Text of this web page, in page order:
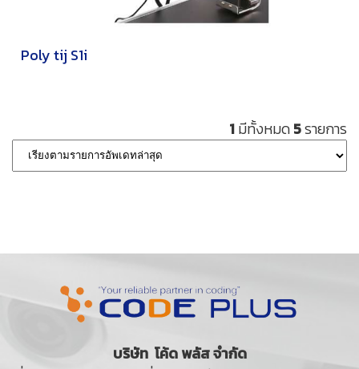
Poly tij S1i
1มีทั้งหมด5รายการ
บริษัท โค้ด พลัส จำกัด